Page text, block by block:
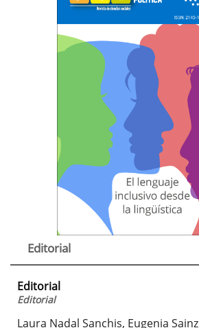
Editorial
Editorial
Editorial
Laura Nadal Sanchis, Eugenia Sainz